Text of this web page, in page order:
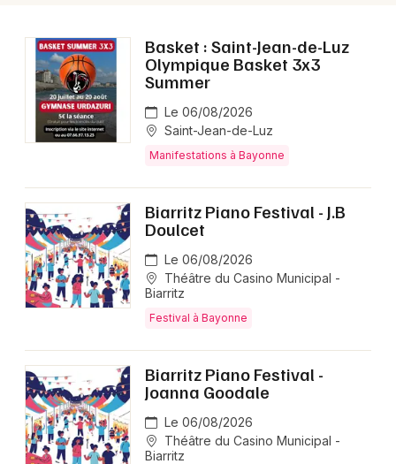
Basket : Saint-Jean-de-Luz
Olympique Basket 3x3
Summer
Le 06/08/2026
Saint-Jean-de-Luz
Manifestations à Bayonne
Biarritz Piano Festival - J.B
Doulcet
Le 06/08/2026
Théâtre du Casino Municipal -
Biarritz
Festival à Bayonne
Biarritz Piano Festival -
Joanna Goodale
Le 06/08/2026
Théâtre du Casino Municipal -
Biarritz